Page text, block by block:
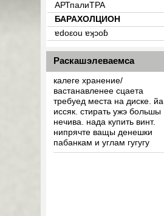
АРТпалиТРА
БАРАХОЛЦИОН
{count_categ_22}
ɐdоεоu ɐʞɔоɓ
Раскашэлеваемса
калеге хранение/
вастанавленее сцаета
требуед места на диске. йа
иссяк. стирать ужэ большы
нечива. нада купить винт.
нипрячте ващы денешки
пабанкам и углам гугугу